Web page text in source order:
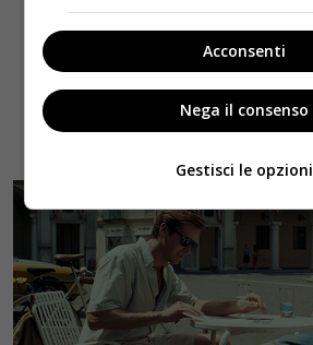
Acconsenti
Nega il consenso
Gestisci le opzioni